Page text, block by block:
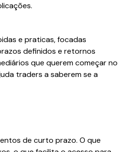
e praticas, focadas
definidos e retornos
que querem começar no
traders a saberem se a
de curto prazo. O que